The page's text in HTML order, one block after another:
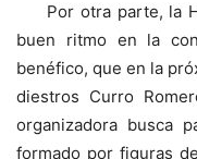
Por otra parte, la
buen ritmo en la
benéfico, que en la
diestros Curro
organizadora busca
formado por figuras